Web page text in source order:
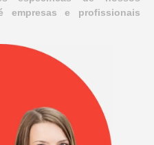
empresas e profissionais